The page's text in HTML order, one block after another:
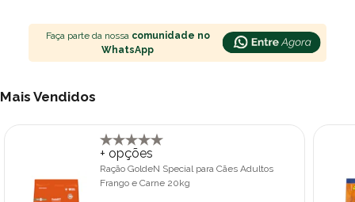
Faça parte da nossa comunidade no
WhatsApp
Mais Vendidos
+ opções
Ração GoldeN Special para Cães Adultos
Frango e Carne 20kg